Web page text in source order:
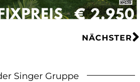
NÄCHSTER
Singer Gruppe